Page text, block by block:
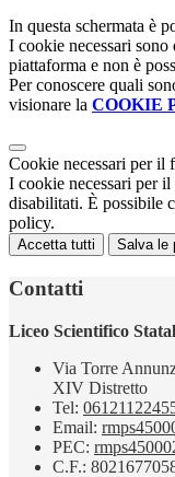
In questa schermata è
I cookie necessari
piattaforma e non è
Per conoscere quali
visionare la COOKIE
Cookie necessari per il
I cookie necessari per
disabilitati. È possibile
policy.
Accetta tutti Salva le
Contatti
Liceo Scientifico
Via Torre
XIV Distretto
Tel:
Email:
PEC:
C.F.: